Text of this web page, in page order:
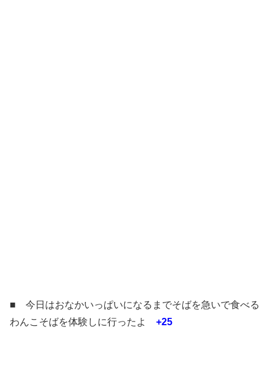
■ 今日はおなかいっぱいになるまでそばを急いで食べる
わんこそばを体験しに行ったよ +25